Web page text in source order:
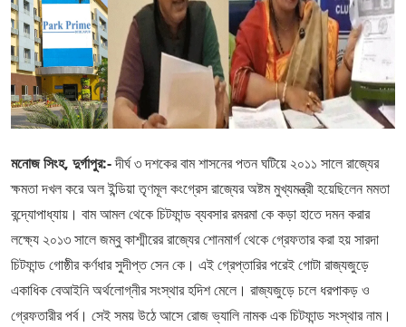
মনোজ সিংহ, দুর্গাপুর:-দীর্ঘ ৩ দশকের বাম শাসনের পতন ঘটিয়ে ২০১১ সালে রাজ্যের
ক্ষমতা দখল করে অল ইন্ডিয়া তৃণমূল কংগ্রেস রাজ্যের অষ্টম মুখ্যমন্ত্রী হয়েছিলেন মমতা
বন্দ্যোপাধ্যায়। বাম আমল থেকে চিটফান্ড ব্যবসার রমরমা কে কড়া হাতে দমন করার
লক্ষ্যে ২০১৩ সালে জম্বু কাশ্মীরের রাজ্যের শোনমার্গ থেকে গ্রেফতার করা হয় সারদা
চিটফান্ড গোষ্ঠীর কর্ণধার সুদীপ্ত সেন কে। এই গ্রেপ্তারির পরেই গোটা রাজ্যজুড়ে
একাধিক বেআইনি অর্থলোগ্নীর সংস্থার হদিশ মেলে। রাজ্যজুড়ে চলে ধরপাকড় ও
গ্রেফতারীর পর্ব। সেই সময় উঠে আসে রোজ ভ্যালি নামক এক চিটফান্ড সংস্থার নাম।